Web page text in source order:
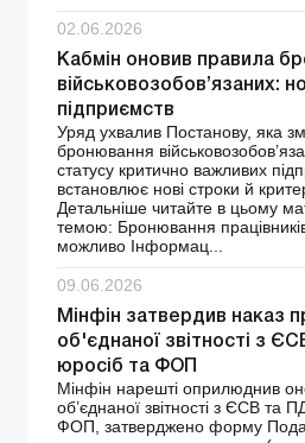
02.06.2026
Кабмін оновив правила
військовозобов’язаних:
підприємств
Уряд ухвалив Постанову, яка
бронювання
статусу критично важливих
встановлює нові строки й
Детальніше читайте в цьому
темою: Бронювання
можливо Інформац...
09.06.2026
Мінфін затвердив наказ
об'єднаної звітності з
юросіб та ФОП
Мінфін нарешті оприлюднив
об’єднаної звітності з ЄСВ та
ФОП, затверджено форму